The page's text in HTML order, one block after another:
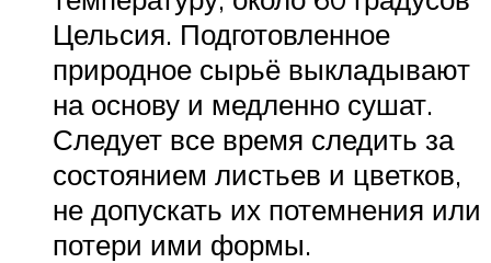
Цельсия. Подготовленное
природное сырьё выкладывают
на основу и медленно сушат.
Следует все время следить за
состоянием листьев и цветков,
не допускать их потемнения или
потери ими формы.